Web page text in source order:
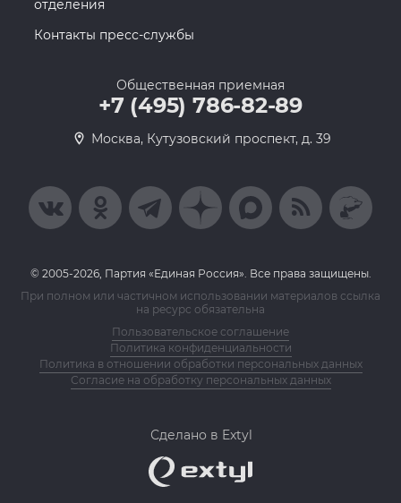
отделения
Контакты пресс-службы
Общественная приемная
+7 (495) 786-82-89
Москва, Кутузовский проспект, д. 39
© 2005-2026, Партия «Единая Россия». Все права защищены.
При полном или частичном использовании материалов ссылка
на ресурс обязательна
Пользовательское соглашение
Политика конфиденциальности
Политика в отношении обработки персональных данных
Согласие на обработку персональных данных
Сделано в Extyl